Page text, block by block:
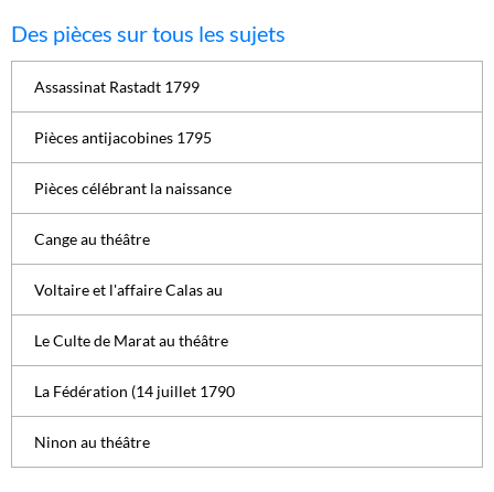
Des pièces sur tous les sujets
Assassinat Rastadt 1799
Pièces antijacobines 1795
Pièces célébrant la naissance
Cange au théâtre
Voltaire et l'affaire Calas au
Le Culte de Marat au théâtre
La Fédération (14 juillet 1790
Ninon au théâtre